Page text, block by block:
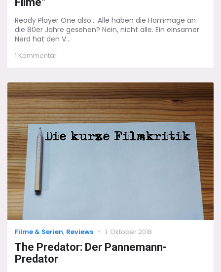
Ready Player One also... Alle haben die Hommage an
die 80er Jahre gesehen? Nein, nicht alle. Ein einsamer
Nerd hat den V...
1 Kommentarzu
standen
für
Unbeschwertheit
–
und
die
besten
Filme“
Categories
Filme & Serien, Reviews
Posted
1. Oktober 2018
The Predator: Der Pannemann-
Predator